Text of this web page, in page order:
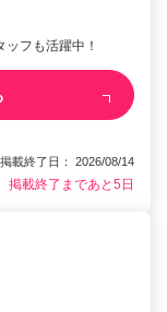
フも活躍中！
載終了日： 2026/08/14
掲載終了まであと5日